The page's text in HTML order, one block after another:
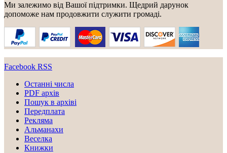
Ми залежимо від Вашої підтримки. Щедрий дарунок
допоможе нам продовжити служити громаді.
Facebook RSS
Останні числа
PDF архів
Пошук в архіві
Передплата
Рекляма
Альманахи
Веселка
Книжки